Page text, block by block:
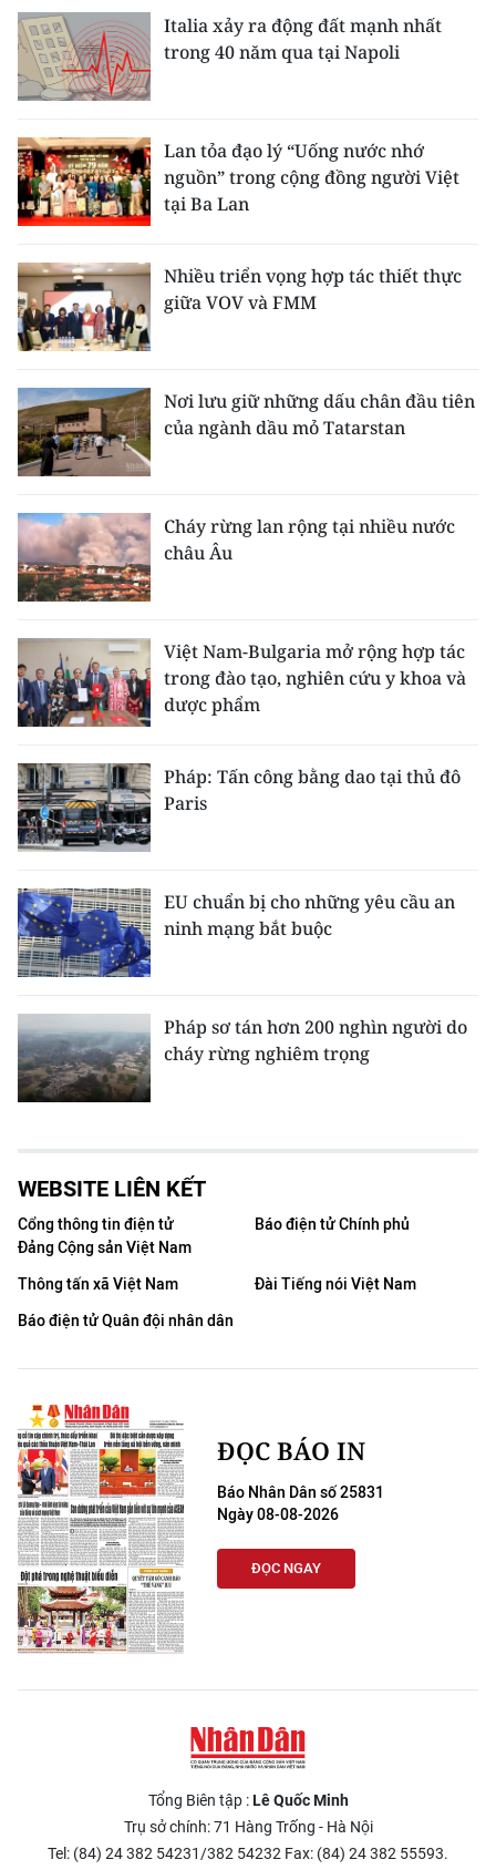
Italia xảy ra động đất mạnh nhất
trong 40 năm qua tại Napoli
Lan tỏa đạo lý “Uống nước nhớ
nguồn” trong cộng đồng người Việt
tại Ba Lan
Nhiều triển vọng hợp tác thiết thực
giữa VOV và FMM
Nơi lưu giữ những dấu chân đầu tiên
của ngành dầu mỏ Tatarstan
Cháy rừng lan rộng tại nhiều nước
châu Âu
Việt Nam-Bulgaria mở rộng hợp tác
trong đào tạo, nghiên cứu y khoa và
dược phẩm
Pháp: Tấn công bằng dao tại thủ đô
Paris
EU chuẩn bị cho những yêu cầu an
ninh mạng bắt buộc
Pháp sơ tán hơn 200 nghìn người do
cháy rừng nghiêm trọng
WEBSITE LIÊN KẾT
Cổng thông tin điện tử
Đảng Cộng sản Việt Nam
Báo điện tử Chính phủ
Thông tấn xã Việt Nam
Đài Tiếng nói Việt Nam
Báo điện tử Quân đội nhân dân
ĐỌC BÁO IN
Báo Nhân Dân số 25831
Ngày 08-08-2026
ĐỌC NGAY
Tổng Biên tập :Lê Quốc Minh
Trụ sở chính: 71 Hàng Trống - Hà Nội
Tel: (84) 24 382 54231/382 54232 Fax: (84) 24 382 55593.